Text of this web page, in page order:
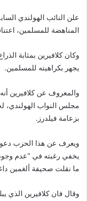
علن النائب الهولندي
المناهضة للمسلمين،
وكان كلافيرين بمثابة
يجهر بكراهيته للمسلمين.
والمعروف عن كلافيرين
مجلس النواب الهولندي،
بزعامة فيلدرز.
ويعرف عن هذا الحزب دعوته
يخفي رغبته في “عدم
ما نقلت صحيفة ألغمين